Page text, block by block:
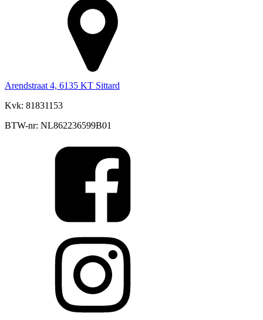
Arendstraat 4, 6135 KT Sittard
Kvk: 81831153
BTW-nr: NL862236599B01